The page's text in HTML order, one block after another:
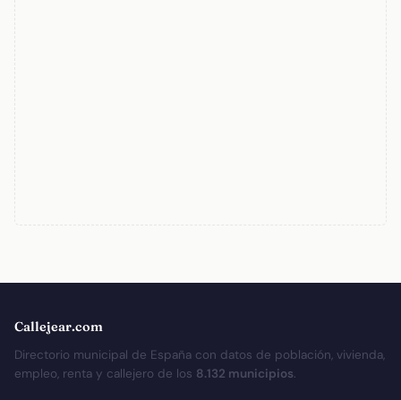
Callejear.com
Directorio municipal de España con datos de población, vivienda,
empleo, renta y callejero de los 8.132 municipios.